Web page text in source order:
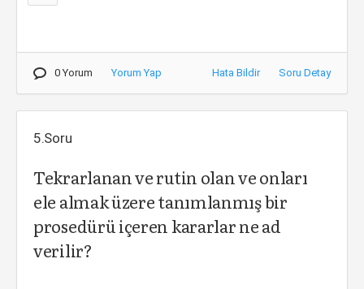
0 Yorum Yorum Yap Hata Bildir Soru Detay
5.Soru
Tekrarlanan ve rutin olan ve onları
ele almak üzere tanımlanmış bir
prosedürü içeren kararlar ne ad
verilir?